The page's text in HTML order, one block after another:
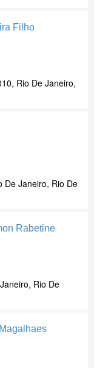
Filho
Rio De Janeiro,
De Janeiro, Rio De
Rabetine
Rio De